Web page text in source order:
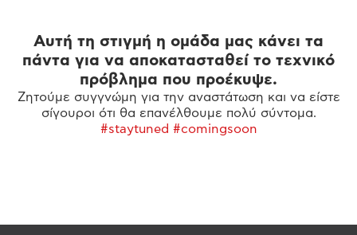
Αυτή τη στιγμή η ομάδα μας κάνει τα
πάντα για να αποκατασταθεί το τεχνικό
πρόβλημα που προέκυψε.
Ζητούμε συγγνώμη για την αναστάτωση και να είστε
σίγουροι ότι θα επανέλθουμε πολύ σύντομα.
#staytuned #comingsoon